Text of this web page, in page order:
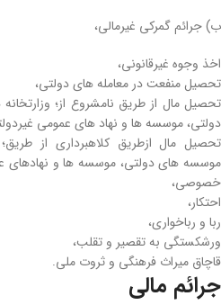
ب) جرائم گمرکی غیرمالی،
اخذ وجوه غیرقانونی،
تحصیل منفعت در معامله ­های دولتی،
تحصیل مال از طریق نامشروع از؛
دولتی، موسسه­ ها و نهاد های عمومی
تحصیل مال ازطریق کلاهبرداری از
موسسه­ های دولتی، موسسه ­ها و نهادهای
خصوصی،
احتکار،
ربا و رباخواری،
ورشکستگی به تقصیر و تقلب،
قاچاق میراث فرهنگی و ثروت ملی.
جرائم مالی